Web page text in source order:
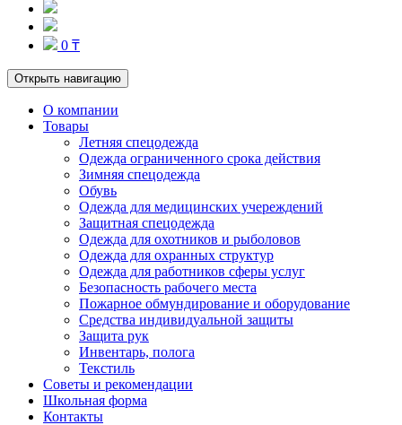
0 ₸
Открыть навигацию
О компании
Товары
Летняя спецодежда
Одежда ограниченного срока действия
Зимняя спецодежда
Обувь
Одежда для медицинских учереждений
Защитная спецодежда
Одежда для охотников и рыболовов
Одежда для охранных структур
Одежда для работников сферы услуг
Безопасность рабочего места
Пожарное обмундирование и оборудование
Средства индивидуальной защиты
Защита рук
Инвентарь, полога
Текстиль
Советы и рекомендации
Школьная форма
Контакты